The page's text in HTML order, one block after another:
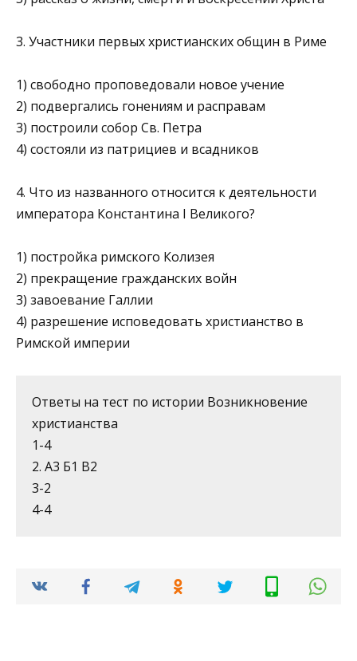
3. Участники первых христианских общин в Риме
1) свободно проповедовали новое учение
2) подвергались гонениям и расправам
3) построили собор Св. Петра
4) состояли из патрициев и всадников
4. Что из названного относится к деятельности
императора Константина I Великого?
1) постройка римского Колизея
2) прекращение гражданских войн
3) завоевание Галлии
4) разрешение исповедовать христианство в
Римской им­перии
Ответы на тест по истории Возникновение
христианства
1-4
2. А3 Б1 В2
3-2
4-4